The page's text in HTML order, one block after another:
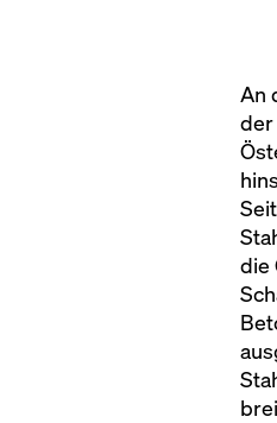
An
der
die